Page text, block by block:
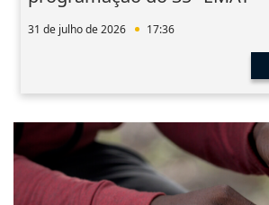
31 de julho de 2026 17:36